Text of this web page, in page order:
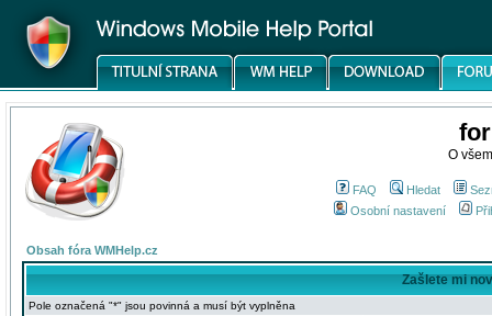
O
FAQ Hledat
Osobní nastavení
Obsah fóra WMHelp.cz
Zašlete mi
Pole označená "*" jsou povinná a musí být vyplněna